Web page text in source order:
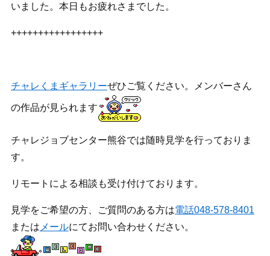
いました。本日もお疲れさまでした。
+++++++++++++++++
チャレくまギャラリーぜひご覧ください。メンバーさん
の作品が見られます
チャレジョブセンター熊谷では随時見学を行っておりま
す。
リモートによる相談も受け付けております。
見学をご希望の方、ご質問のある方は電話048-578-8401
または メールにてお問い合わせください。